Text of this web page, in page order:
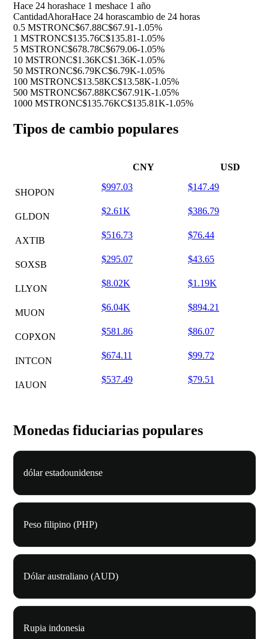
Hace 24 horashace 1 meshace 1 año
CantidadAhoraHace 24 horascambio de 24 horas
0.5 MSTRONC$67.88C$67.91-1.05%
1 MSTRONC$135.76C$135.81-1.05%
5 MSTRONC$678.78C$679.06-1.05%
10 MSTRONC$1.36KC$1.36K-1.05%
50 MSTRONC$6.79KC$6.79K-1.05%
100 MSTRONC$13.58KC$13.58K-1.05%
500 MSTRONC$67.88KC$67.91K-1.05%
1000 MSTRONC$135.76KC$135.81K-1.05%
Tipos de cambio populares
CNY USD
SHOPON
$997.03 $147.49
GLDON
$2.61K $386.79
AXTIB
$516.73 $76.44
SOXSB
$295.07 $43.65
LLYON
$8.02K $1.19K
MUON
$6.04K $894.21
COPXON
$581.86 $86.07
INTCON
$674.11 $99.72
IAUON
$537.49 $79.51
Monedas fiduciarias populares
dólar estadounidense
Peso filipino (PHP)
Dólar australiano (AUD)
Rupia indonesia